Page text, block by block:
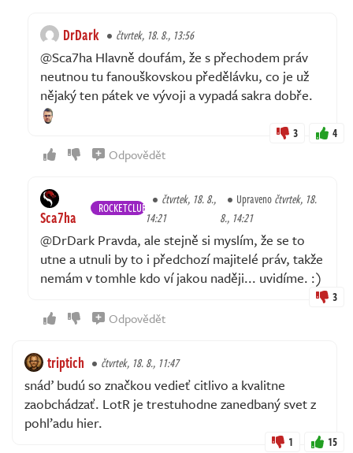
DrDark čtvrtek, 18. 8., 13:56
@Sca7ha Hlavně doufám, že s přechodem práv
neutnou tu fanouškovskou předělávku, co je už
nějaký ten pátek ve vývoji a vypadá sakra dobře.
3 4
Odpovědět
Sca7ha ROCKETCLUB
čtvrtek, 18. 8.,
14:21
Upravenočtvrtek, 18.
8., 14:21
@DrDark Pravda, ale stejně si myslím, že se to
utne a utnuli by to i předchozí majitelé práv, takže
nemám v tomhle kdo ví jakou naději... uvidíme. :)
3
Odpovědět
triptich čtvrtek, 18. 8., 11:47
snáď budú so značkou vedieť citlivo a kvalitne
zaobchádzať. LotR je trestuhodne zanedbaný svet z
pohľadu hier.
1 15